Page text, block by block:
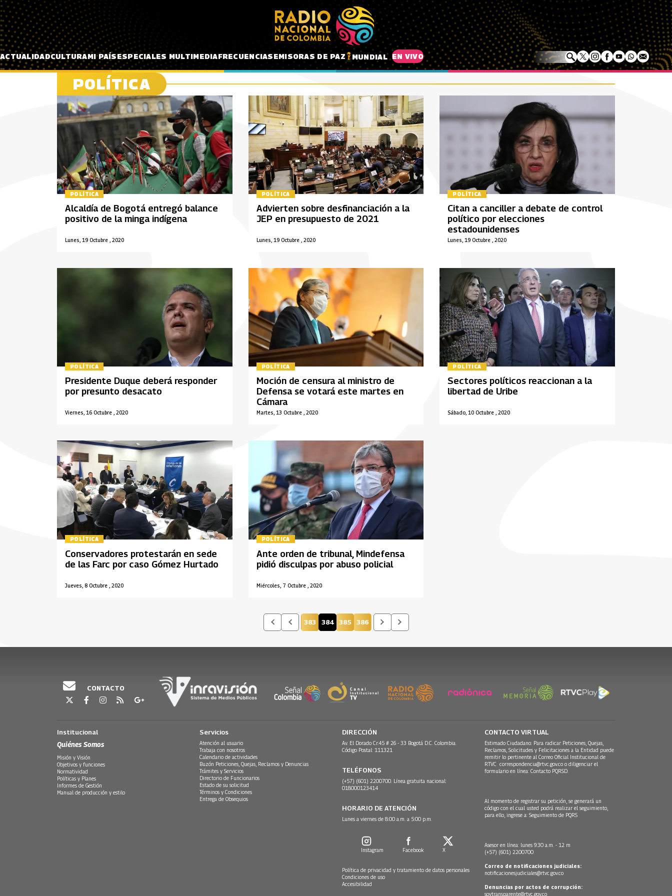
Pasar al contenido principal
ACTUALIDADCULTURAMI PAÍSESPECIALES MULTIMEDIAFRECUENCIASEMISORAS DE PAZ MUNDIAL EN VIVO
POLÍTICA
POLÍTICA
Lunes, 19 Octubre , 2020
Alcaldía de Bogotá entregó balance
positivo de la minga indígena
POLÍTICA
Lunes, 19 Octubre , 2020
Advierten sobre desfinanciación a la
JEP en presupuesto de 2021
POLÍTICA
Lunes, 19 Octubre , 2020
Citan a canciller a debate de control
político por elecciones
estadounidenses
POLÍTICA
Viernes, 16 Octubre , 2020
Presidente Duque deberá responder
por presunto desacato
POLÍTICA
Martes, 13 Octubre , 2020
Moción de censura al ministro de
Defensa se votará este martes en
Cámara
POLÍTICA
Sábado, 10 Octubre , 2020
Sectores políticos reaccionan a la
libertad de Uribe
POLÍTICA
Jueves, 8 Octubre , 2020
Conservadores protestarán en sede
de las Farc por caso Gómez Hurtado
POLÍTICA
Miércoles, 7 Octubre , 2020
Ante orden de tribunal, Mindefensa
pidió disculpas por abuso policial
Página
383 Página actual
384 Página
385 Página
386
CONTACTO
Institucional
Quiénes Somos
Misión y Visión
Objetivos y funciones
Normatividad
Políticas y Planes
Informes de Gestión
Manual de producción y estilo
Servicios
Atención al usuario
Trabaja con nosotros
Calendario de actividades
Buzón Peticiones, Quejas, Reclamos y Denuncias
Trámites y Servicios
Directorio de Funcionarios
Estado de su solicitud
Términos y Condiciones
Entrega de Obsequios
DIRECCIÓN
Av. El Dorado Cr.45 # 26 - 33 Bogotá D.C. Colombia.
Código Postal: 111321
TELÉFONOS
(+57) (601) 2200700. Línea gratuita nacional:
018000123414
HORARIO DE ATENCIÓN
Lunes a viernes de 8:00 a.m. a 5:00 p.m.
Instagram Facebook X
Política de privacidad y tratamiento de datos personales
Condiciones de uso
Accesibilidad
CONTACTO VIRTUAL
Estimado Ciudadano: Para radicar Peticiones, Quejas,
Reclamos, Solicitudes y Felicitaciones a la Entidad puede
remitir lo pertinente al Correo Oficial Institucional de
RTVC correspondencia@rtvc.gov.co o diligenciar el
formulario en línea: Contacto PQRSD.
Al momento de registrar su petición, se generará un
código con el cual usted podrá realizar el seguimiento,
para ello, ingrese a: Seguimiento de PQRS
Asesor en línea: lunes 9:30 a.m. - 12 m
(+57) (601) 2200700
Correo de notificaciones judiciales:
notificacionesjudiciales@rtvc.gov.co
Denuncias por actos de corrupción:
soytransparente@rtvc.gov.co